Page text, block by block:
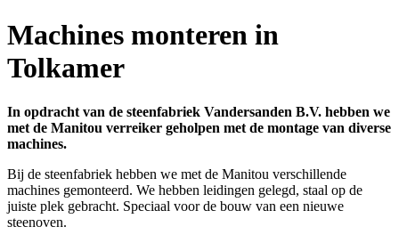
Machines monteren in
Tolkamer
In opdracht van de steenfabriek Vandersanden B.V. hebben we
met de Manitou verreiker geholpen met de montage van diverse
machines.
Bij de steenfabriek hebben we met de Manitou verschillende
machines gemonteerd. We hebben leidingen gelegd, staal op de
juiste plek gebracht. Speciaal voor de bouw van een nieuwe
steenoven.